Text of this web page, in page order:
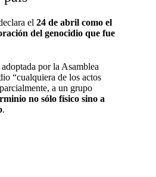
el24 de abril como el
del genocidio que fue
adoptada por la Asamblea
“cualquiera de los actos
a un grupo
no sólo físico sino a
.